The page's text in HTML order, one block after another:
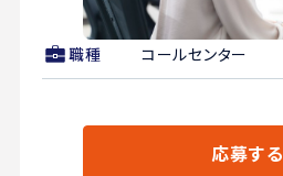
職種 コールセンター
応募する